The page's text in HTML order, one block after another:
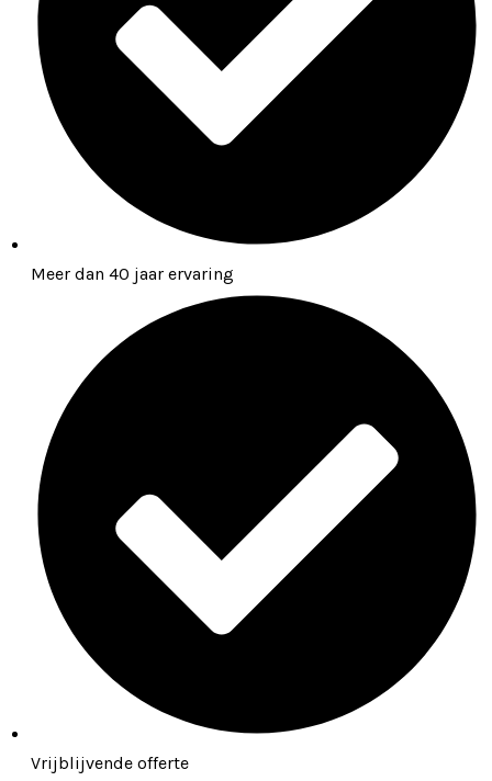
Meer dan 40 jaar ervaring
Vrijblijvende offerte